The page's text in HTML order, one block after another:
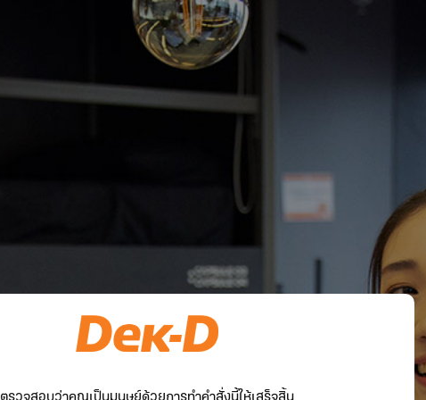
ตรวจสอบว่าคุณเป็นมนุษย์ด้วยการทำคำสั่งนี้ให้เสร็จสิ้น